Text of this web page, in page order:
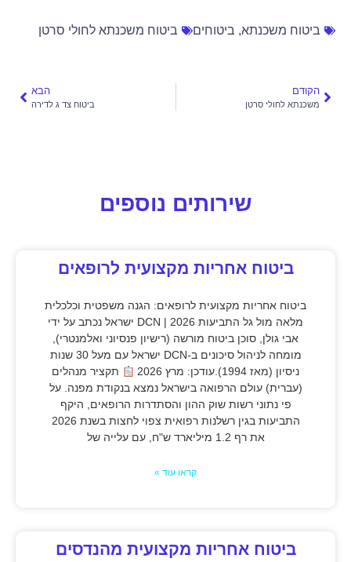
ביטוח משכנתא, ביטוחים ביטוח משכנתא לחולי סרטן
הקודם
משכנתא לחולי סרטן
הבא
ביטוח צד ג לדירה
שירותים נוספים
ביטוח אחריות מקצועית לרופאים
ביטוח אחריות מקצועית לרופאים: הגנה משפטית וכלכלית
מלאה מול גל התביעות 2026 | DCN ישראל נכתב על ידי
אבי גולן, סוכן ביטוח מורשה (רישיון פנסיוני ואלמנטרי),
מומחה לניהול סיכונים ב-DCN ישראל עם מעל 30 שנות
ניסיון (מאז 1994).עודכן: מרץ 2026
תקציר מנהלים
(עברית) עולם הרפואה בישראל נמצא בנקודת מפנה. על
פי נתוני רשות שוק ההון והסתדרות הרופאים, היקף
התביעות בגין רשלנות רפואית צפוי לחצות בשנת 2026
את רף 1.2 מיליארד ש"ח, עם עלייה של
קראו עוד »
ביטוח אחריות מקצועית מהנדסים